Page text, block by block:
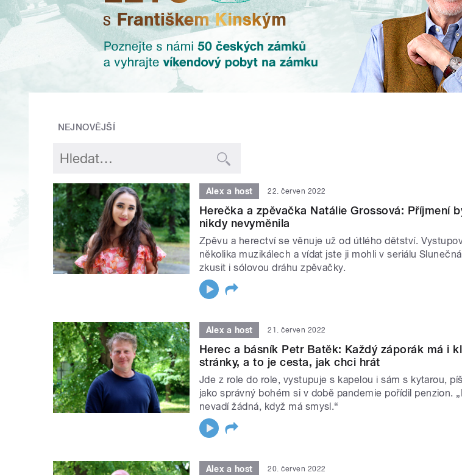
NEJNOVĚJŠÍ
Alex a host 22. červen 2022
Herečka a zpěvačka Natálie Grossová: Příjmení
nikdy nevyměnila
Zpěvu a herectví se věnuje už od útlého dětství.
několika muzikálech a vídat jste ji mohli v seriálu
zkusit i sólovou dráhu zpěvačky.
Alex a host 21. červen 2022
Herec a básník Petr Batěk: Každý záporák má i
stránky, a to je cesta, jak chci hrát
Jde z role do role, vystupuje s kapelou i sám s kytarou,
jako správný bohém si v době pandemie pořídil penzion.
nevadí žádná, když má smysl.“
Alex a host 20. červen 2022